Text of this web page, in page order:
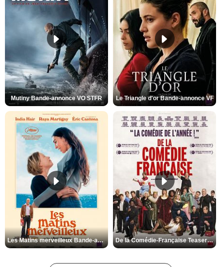
Mutiny Bande-annonce VO STFR Le Triangle d'or Bande-annonce VF
Les Matins merveilleux Bande-annonce VF De la Comédie-Française Teaser VF